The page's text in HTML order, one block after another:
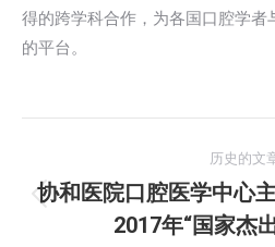
得的跨学科合作，为各国口腔学
的平台。
章
历史的文
历
史
协和医院口腔医学中心
2017年“国家杰